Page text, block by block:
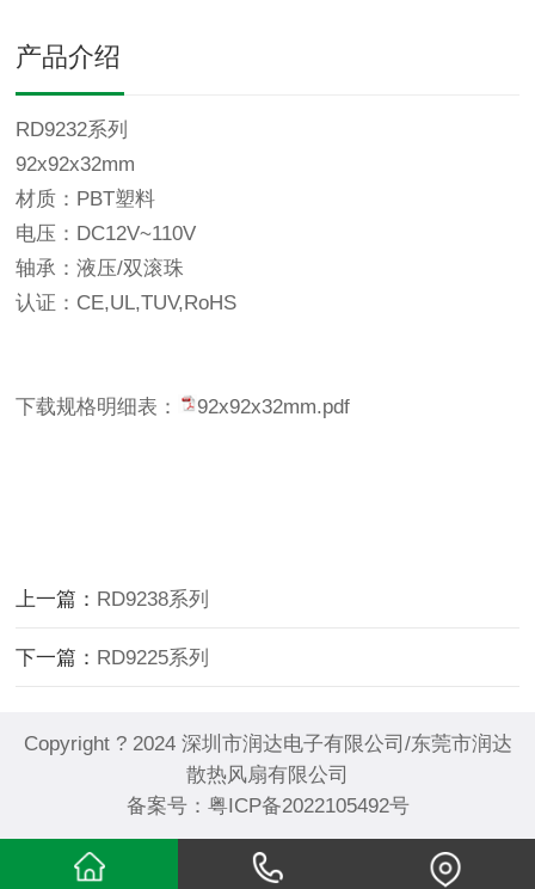
产品介绍
RD9232系列
92x92x32mm
材质：PBT塑料
电压：DC12V~110V
轴承：液压/双滚珠
认证：CE,UL,TUV,RoHS
下载规格明细表： 92x92x32mm.pdf
上一篇： RD9238系列
下一篇： RD9225系列
Copyright ? 2024 深圳市润达电子有限公司/东莞市润达
散热风扇有限公司
备案号： 粤ICP备2022105492号